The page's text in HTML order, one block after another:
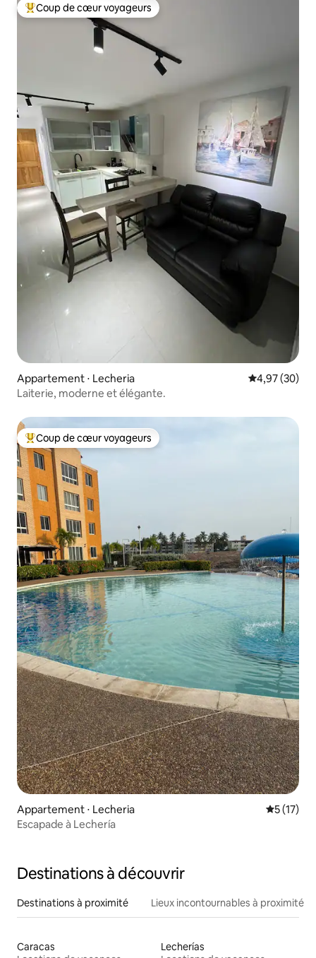
Coups de cœur voyageurs les plus appréciés
Coup de cœur voyageurs
Appartement ⋅ Lecheria Évaluation
4,97 (30)
Laiterie, moderne et élégante.
Coups de cœur voyageurs les plus appréciés
Coup de cœur voyageurs
Appartement ⋅ Lecheria
5 (17)
Escapade à Lechería
Destinations à découvrir
Destinations à proximité Lieux incontournables à proximité
Caracas
Lecherías